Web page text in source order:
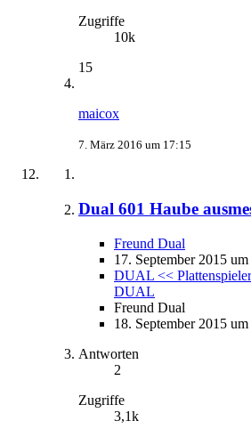
Zugriffe
10k
15
maicox
7. März 2016 um 17:15
Dual 601 Haube
Freund Dual
17. September 2015
DUAL <<
DUAL
Freund Dual
18. September 2015
Antworten
2
Zugriffe
3,1k